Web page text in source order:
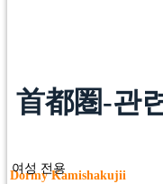
首都圏-관
여성 전용
Dormy Kamishakujii